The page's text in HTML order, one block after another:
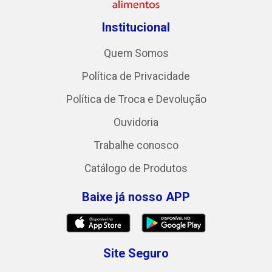
Institucional
Quem Somos
Política de Privacidade
Política de Troca e Devolução
Ouvidoria
Trabalhe conosco
Catálogo de Produtos
Baixe já nosso APP
Site Seguro